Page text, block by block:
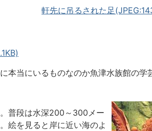
軒先に吊るされた足
本当にいるものなのか魚津水族館の学
普段は水深200～300メー
絵を見ると岸に近い海のよ